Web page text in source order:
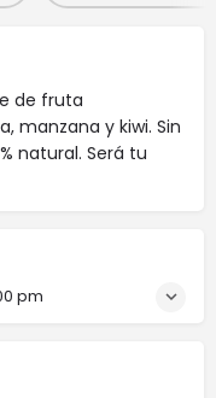
de fruta
manzana y kiwi. Sin
natural. Será tu
pm